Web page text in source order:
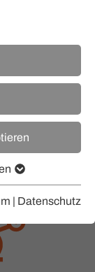
| Datenschutz